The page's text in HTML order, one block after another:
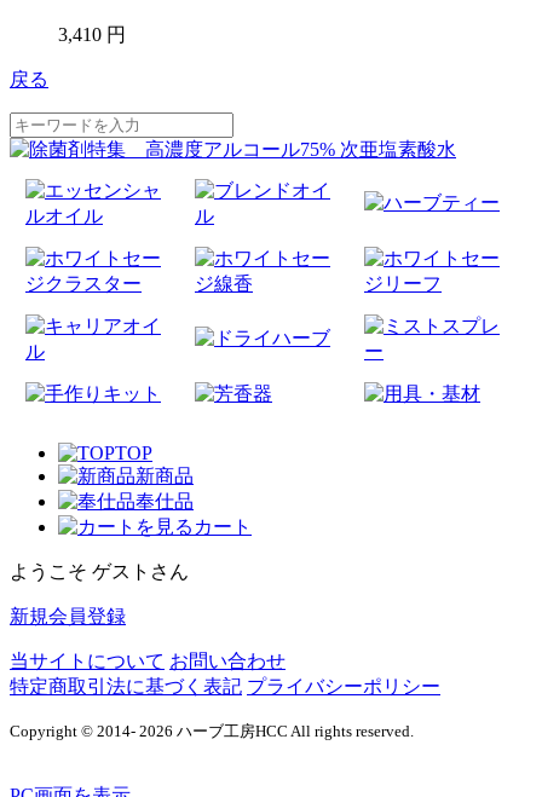
3,410 円
戻る
TOP
新商品
奉仕品
カート
ようこそ ゲストさん
新規会員登録
当サイトについて お問い合わせ
特定商取引法に基づく表記 プライバシーポリシー
Copyright © 2014- 2026 ハーブ工房HCC All rights reserved.